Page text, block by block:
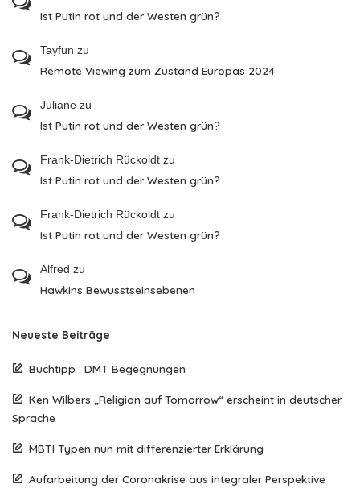
Ist Putin rot und der Westen grün?
Tayfun zu
Remote Viewing zum Zustand Europas 2024
Juliane zu
Ist Putin rot und der Westen grün?
Frank-Dietrich Rückoldt zu
Ist Putin rot und der Westen grün?
Frank-Dietrich Rückoldt zu
Ist Putin rot und der Westen grün?
Alfred zu
Hawkins Bewusstseinsebenen
Neueste Beiträge
Buchtipp : DMT Begegnungen
Ken Wilbers „Religion auf Tomorrow“ erscheint in deutscher
Sprache
MBTI Typen nun mit differenzierter Erklärung
Aufarbeitung der Coronakrise aus integraler Perspektive